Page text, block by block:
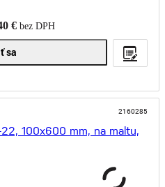
€ bez DPH
sa
2160285
100x600 mm, na maltu,